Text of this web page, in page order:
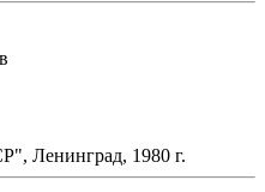
Ленинград, 1980 г.